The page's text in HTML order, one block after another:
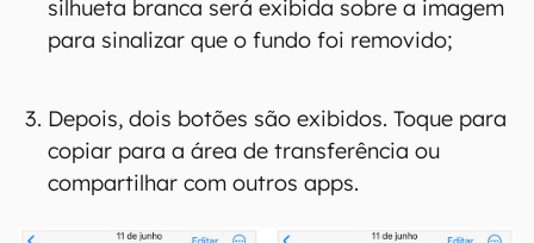
silhueta branca será exibida sobre a imagem
para sinalizar que o fundo foi removido;
Depois, dois botões são exibidos. Toque para
copiar para a área de transferência ou
compartilhar com outros apps.